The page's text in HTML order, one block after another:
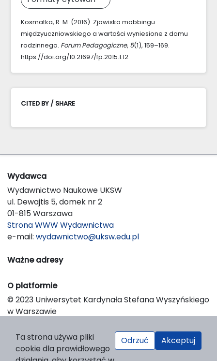
Kosmatka, R. M. (2016). Zjawisko mobbingu
międzyuczniowskiego a wartości wyniesione z domu
rodzinnego. Forum Pedagogiczne, 5(1), 159–169.
https://doi.org/10.21697/fp.2015.1.12
CITED BY / SHARE
Wydawca
Wydawnictwo Naukowe UKSW
ul. Dewajtis 5, domek nr 2
01-815 Warszawa
Strona WWW Wydawnictwa
e-mail: wydawnictwo@uksw.edu.pl
Ważne adresy
O platformie
© 2023 Uniwersytet Kardynała Stefana Wyszyńskiego
w Warszawie
Platform & Workflow by OJS/PKP
Ta strona używa pliki
cookie dla prawidłowego
Odrzuć Akceptuj